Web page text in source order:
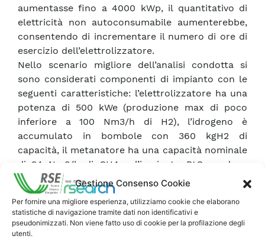
Gestione Consenso Cookie
Per fornire una migliore esperienza, utilizziamo cookie che elaborano
statistiche di navigazione tramite dati non identificativi e
pseudonimizzati. Non viene fatto uso di cookie per la profilazione degli
utenti.
aumentasse fino a 4000 kWp, il quantitativo di
elettricità non autoconsumabile aumenterebbe,
consentendo di incrementare il numero di ore di
esercizio dell’elettrolizzatore.
Nello scenario migliore dell’analisi condotta si
sono considerati componenti di impianto con le
seguenti caratteristiche: l’elettrolizzatore ha una
potenza di 500 kWe (produzione max di poco
inferiore a 100 Nm3/h di H2), l’idrogeno è
accumulato in bombole con 360 kgH2 di
capacità, il metanatore ha una capacità nominale
di 24 Nm3/h di CH4 e l’impianto PtG produce
complessivamente 37 tonnellate di CH4 all’anno,
a cui si sommano ulteriori 42 tonnellate prodotte
grazie all’uso dell’ozono a supporto del
trattamento fanghi.
Dal punto di vista della riduzione delle emissioni